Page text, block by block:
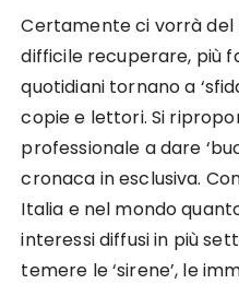
Certamente ci vorrà del
difficile recuperare, più
quotidiani tornano a
copie e lettori. Si
professionale a dare
cronaca in esclusiva.
Italia e nel mondo
interessi diffusi in più
temere le ‘sirene’, le